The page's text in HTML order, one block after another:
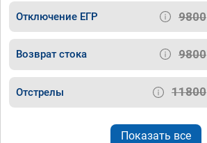
Отключение ЕГР 9800
Возврат стока 9800
Отстрелы 11800
Показать все